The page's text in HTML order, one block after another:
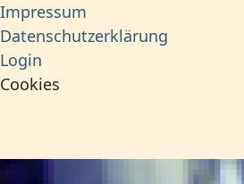
Impressum
Datenschutzerklärung
Login
Cookies